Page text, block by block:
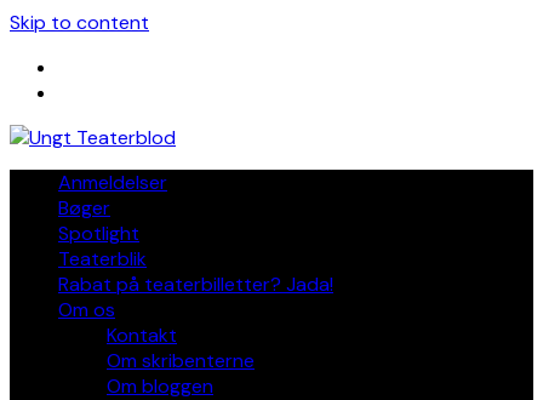
Skip to content
Anmeldelser
Bøger
Spotlight
Teaterblik
Rabat på teaterbilletter? Jada!
Om os
Kontakt
Om skribenterne
Om bloggen